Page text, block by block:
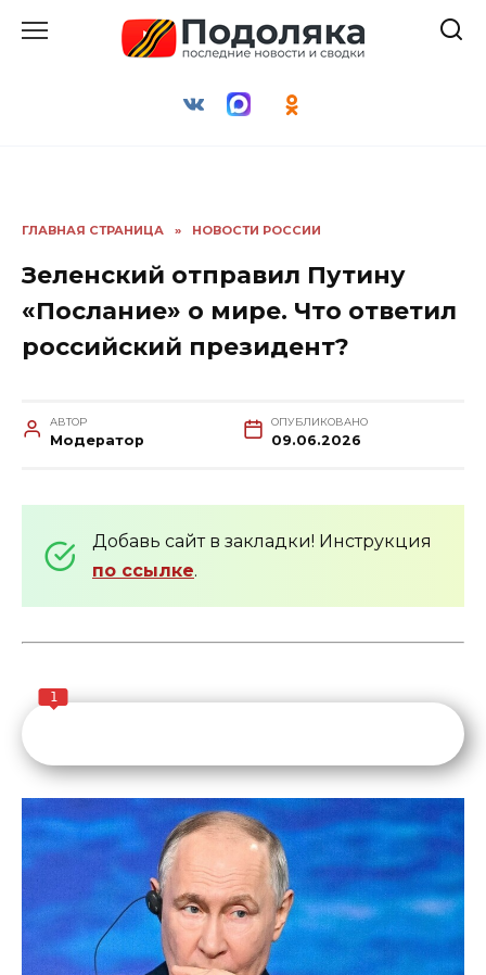
ГЛАВНАЯ СТРАНИЦА » НОВОСТИ РОССИИ
Зеленский отправил Путину
«Послание» о мире. Что ответил
российский президент?
АВТОР
Модератор
ОПУБЛИКОВАНО
09.06.2026
Добавь сайт в закладки! Инструкция
по ссылке.
1